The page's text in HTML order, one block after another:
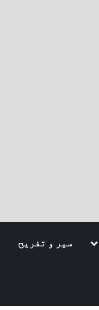
سیر و تفریح